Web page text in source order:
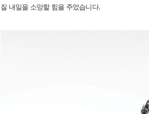
질 내일을 소망할 힘을 주었습니다.